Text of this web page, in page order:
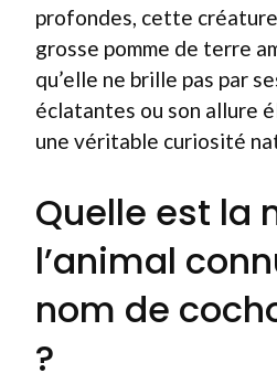
profondes, cette
grosse pomme de terre
qu’elle ne brille pas par
éclatantes ou son allure
une véritable curiosité
Quelle est la
l’animal
nom de
?